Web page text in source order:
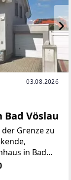
03.08.2026
Vöslau
Grenze zu
in Bad
ca. 294m²,
Garage,